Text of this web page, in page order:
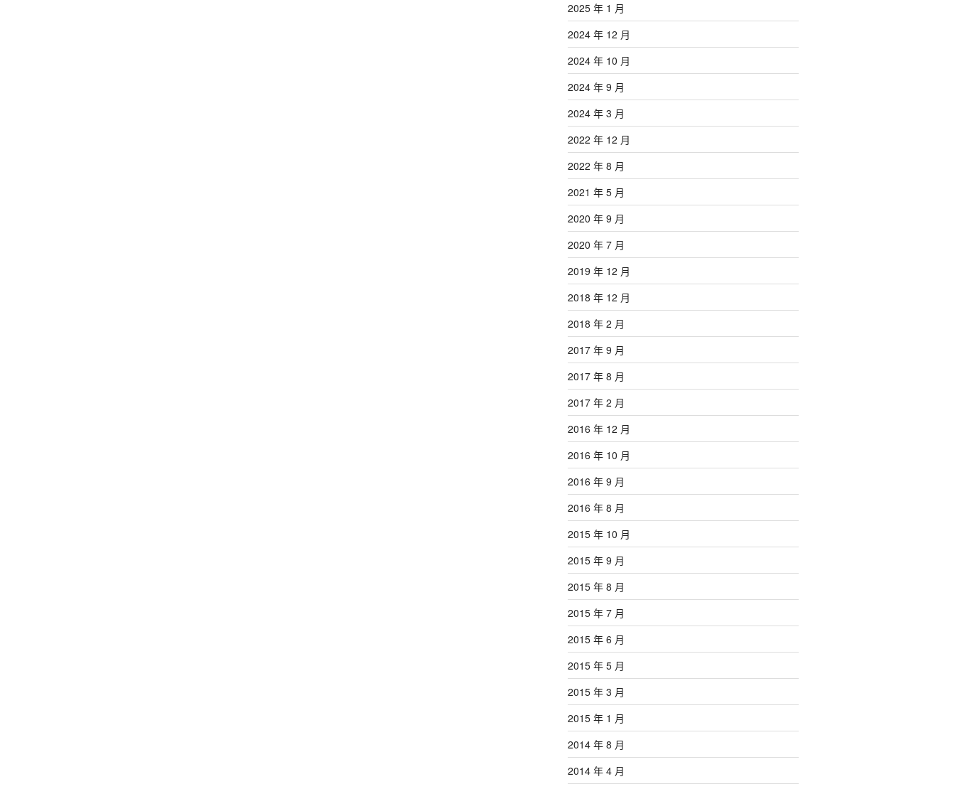
2025 年 1 月
2024 年 12 月
2024 年 10 月
2024 年 9 月
2024 年 3 月
2022 年 12 月
2022 年 8 月
2021 年 5 月
2020 年 9 月
2020 年 7 月
2019 年 12 月
2018 年 12 月
2018 年 2 月
2017 年 9 月
2017 年 8 月
2017 年 2 月
2016 年 12 月
2016 年 10 月
2016 年 9 月
2016 年 8 月
2015 年 10 月
2015 年 9 月
2015 年 8 月
2015 年 7 月
2015 年 6 月
2015 年 5 月
2015 年 3 月
2015 年 1 月
2014 年 8 月
2014 年 4 月